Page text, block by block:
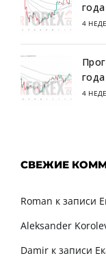
года
4
года
4
СВЕЖИЕ
Roman к записи
Aleksander
Damir к записи